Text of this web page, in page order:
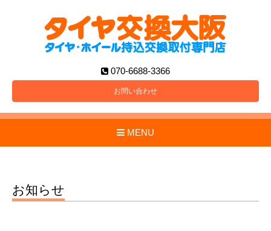
070-6688-3366
お問い合わせ
MENU
お知らせ